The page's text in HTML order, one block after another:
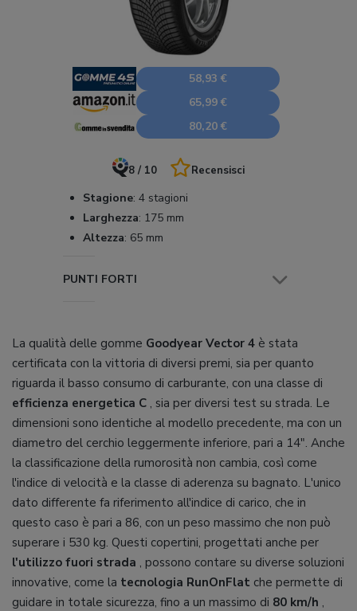
58,93 €
65,99 €
80,20 €
8 / 10 Recensisci
Stagione: 4 stagioni
Larghezza: 175 mm
Altezza: 65 mm
PUNTI FORTI
La qualità delle gomme Goodyear Vector 4 è stata
certificata con la vittoria di diversi premi, sia per quanto
riguarda il basso consumo di carburante, con una classe di
efficienza energetica C , sia per diversi test su strada. Le
dimensioni sono identiche al modello precedente, ma con un
diametro del cerchio leggermente inferiore, pari a 14". Anche
la classificazione della rumorosità non cambia, così come
l'indice di velocità e la classe di aderenza su bagnato. L'unico
dato differente fa riferimento all'indice di carico, che in
questo caso è pari a 86, con un peso massimo che non può
superare i 530 kg. Questi copertini, progettati anche per
l'utilizzo fuori strada , possono contare su diverse soluzioni
innovative, come la tecnologia RunOnFlat che permette di
guidare in totale sicurezza, fino a un massimo di 80 km/h ,